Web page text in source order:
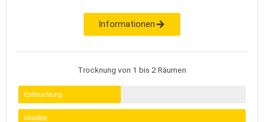
Informationen
Trocknung von 1 bis 2 Räumen
Entfeuchtung
Mobilität